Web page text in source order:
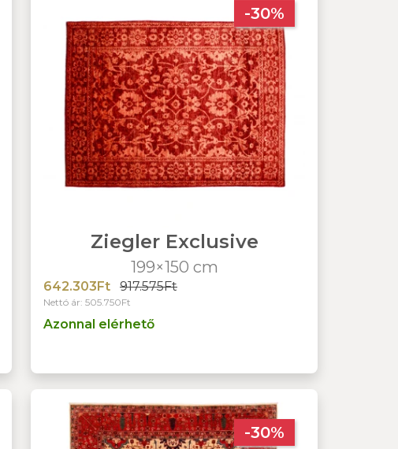
-30%
Ziegler Exclusive
199×150 cm
642.303Ft 917.575Ft
Nettó ár: 505.750Ft
Azonnal elérhető
-30%